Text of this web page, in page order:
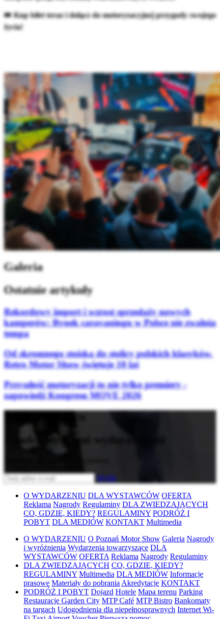
🎟Kup bilet teraz i dołącz do motoryzacyjnej przygody swojego
życia!
Galeria
Ostatnie artykuły
Rekordowy import i wzrost sprzedaży nowych
kamperów: Rynek caravaningu w Polsce nie zwalnia
tempa
Od skromnego stoiska do stolicy polskich klasyków.
Retro Motor Show świętuje 10 lat
Przyszłość motoryzacji to nie tylko premiery -
zapowiedź Kongresu MOVE 2026
Bądź na bieżąco
z nadchodzącymi wydarzeniami
Wyślij
O WYDARZENIU DLA WYSTAWCÓW OFERTA
Reklama Nagrody Regulaminy DLA ZWIEDZAJĄCYCH
CO, GDZIE, KIEDY? REGULAMINY PODRÓŻ I
POBYT DLA MEDIÓW KONTAKT Multimedia
O WYDARZENIU O Poznań Motor Show Galeria Nagrody
i wyróżnienia Wydarzenia towarzyszące DLA
WYSTAWCÓW OFERTA Reklama Nagrody Regulaminy
DLA ZWIEDZAJĄCYCH CO, GDZIE, KIEDY?
REGULAMINY Multimedia DLA MEDIÓW Informacje
prasowe Materiały do pobrania Akredytacje KONTAKT
PODRÓŻ I POBYT Dojazd Hotele Mapa terenu Parking
Restauracje Garden City MTP Café MTP Bistro Bankomaty
na targach Udogodnienia dla niepełnosprawnych Internet Wi-